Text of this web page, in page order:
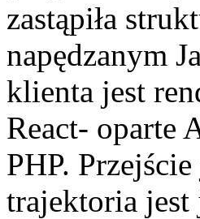
zastąpiła
napędzanym
klienta jest
React- oparte
PHP.
trajektoria jest